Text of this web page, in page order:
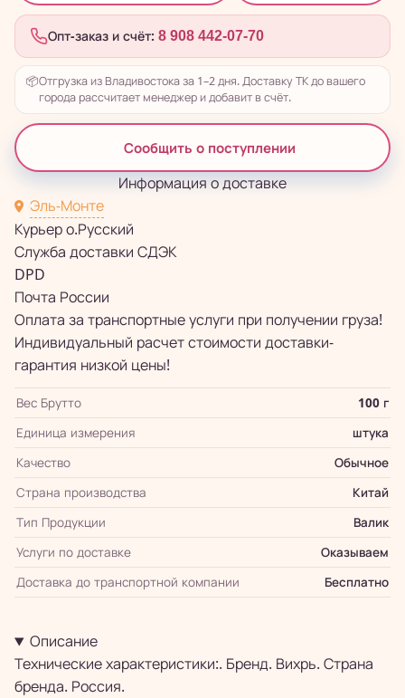
Опт-заказ и счёт: 8 908 442-07-70
📦Отгрузка из Владивостока за 1–2 дня. Доставку ТК до вашего
города рассчитает менеджер и добавит в счёт.
Сообщить о поступлении
Информация о доставке
Эль-Монте
Курьер о.Русский
Служба доставки СДЭК
DPD
Почта России
Оплата за транспортные услуги при получении груза!
Индивидуальный расчет стоимости доставки-
гарантия низкой цены!
Вес Брутто
100 г
Единица измерения
штука
Качество
Обычное
Страна производства
Китай
Тип Продукции
Валик
Услуги по доставке
Оказываем
Доставка до транспортной компании
Бесплатно
Описание
Технические характеристики:. Бренд. Вихрь. Страна
бренда. Россия.